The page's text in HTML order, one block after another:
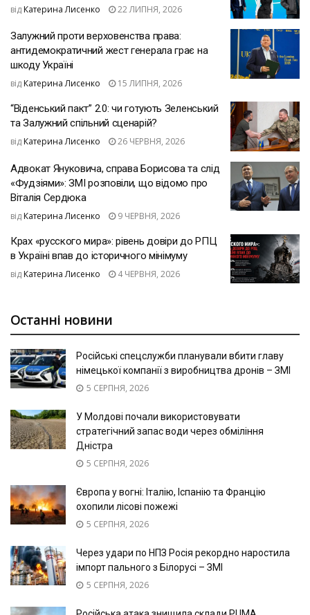
від Катерина Лисенко 22 ЛИПНЯ, 2026
Залужний проти верховенства права:
антидемократичний жест генерала грає на
шкоду Україні
від Катерина Лисенко 15 ЛИПНЯ, 2026
“Віденський пакт” 2.0: чи готують Зеленський
та Залужний спільний сценарій?
від Катерина Лисенко 26 ЧЕРВНЯ, 2026
Адвокат Януковича, справа Борисова та слід
«Фудзіями»: ЗМІ розповіли, що відомо про
Віталія Сердюка
від Катерина Лисенко 9 ЧЕРВНЯ, 2026
Крах «русского мира»: рівень довіри до РПЦ
в Україні впав до історичного мінімуму
від Катерина Лисенко 4 ЧЕРВНЯ, 2026
Останні новини
Російські спецслужби планували вбити главу
німецької компанії з виробництва дронів – ЗМІ
5 СЕРПНЯ, 2026
У Молдові почали використовувати
стратегічний запас води через обміління
Дністра
5 СЕРПНЯ, 2026
Європа у вогні: Італію, Іспанію та Францію
охопили лісові пожежі
5 СЕРПНЯ, 2026
Через удари по НПЗ Росія рекордно наростила
імпорт пального з Білорусі – ЗМІ
5 СЕРПНЯ, 2026